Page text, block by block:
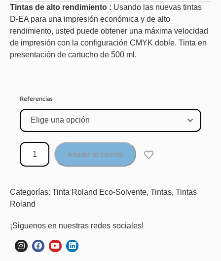
Tintas de alto rendimiento : Usando las nuevas tintas
D-EA para una impresión económica y de alto
rendimiento, usted puede obtener una máxima velocidad
de impresión con la configuración CMYK doble. Tinta en
presentación de cartucho de 500 ml.
Referencias
Añadir al carrito
Categorías: Tinta Roland Eco-Solvente, Tintas, Tintas
Roland
¡Siguenos en nuestras redes sociales!